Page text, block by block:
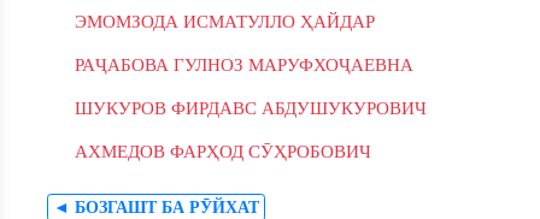
ЭМОМЗОДА ИСМАТУЛЛО ҲАЙДАР
РАҶАБОВА ГУЛНОЗ МАРУФХОҶАЕВНА
ШУКУРОВ ФИРДАВС АБДУШУКУРОВИЧ
АХМЕДОВ ФАРҲОД СӮҲРОБОВИЧ
◄ БОЗГАШТ БА РӮЙХАТ